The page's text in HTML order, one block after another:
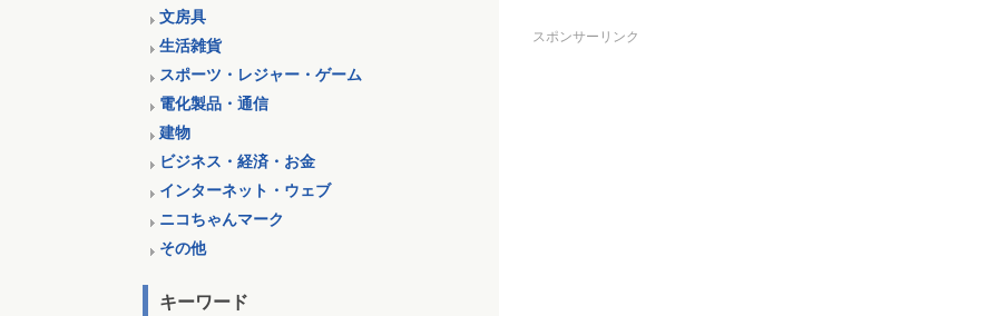
スポンサーリンク
文房具
生活雑貨
スポーツ・レジャー・ゲーム
電化製品・通信
建物
ビジネス・経済・お金
インターネット・ウェブ
ニコちゃんマーク
その他
キーワード